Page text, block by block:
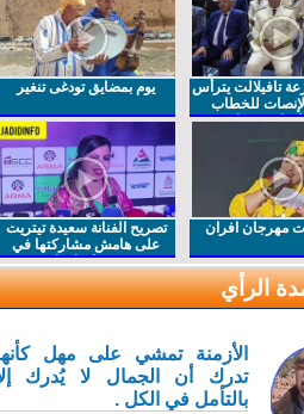
تافيلالت يترأس
للخطاب
بمناسبة
يوم بمضايق تودغى تنغير
افران
تصريح الفنانة سعيدة تيتريت
على هامش مشاركتها في
مهرجان افران
الرأي
الأزمنة تمشي على مهل كأنها
تدرك أن الجمال لا يُدرك إلا
بالتأمل في الكل .